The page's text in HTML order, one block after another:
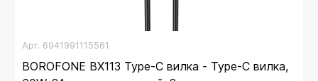
Арт. 6941991115561
BOROFONE BX113 Type-C вилка - Type-C вилка,